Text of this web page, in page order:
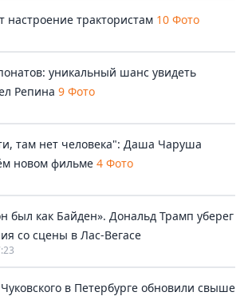
трактористам 10 Фото
уникальный шанс увидеть
Репина 9 Фото
там нет человека": Даша Чаруша
новом фильме 4 Фото
был как Байден». Дональд Трамп уберег
со сцены в Лас-Вегасе
в Петербурге обновили свыше